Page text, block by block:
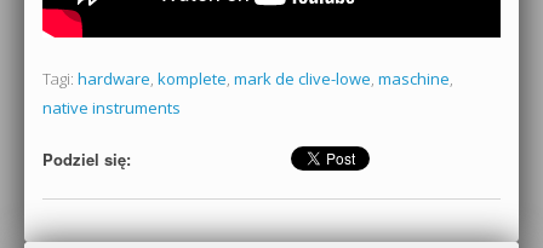
Tagi: hardware, komplete, mark de clive-lowe, maschine,
native instruments
Podziel się: